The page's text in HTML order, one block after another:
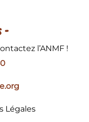
-
l’ANMF !
Légales